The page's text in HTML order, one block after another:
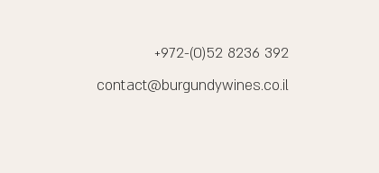
+972-(0)52 8236 392
contact@burgundywines.co.il